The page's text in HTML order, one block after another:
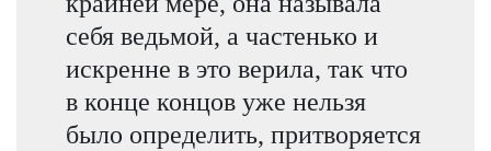
себя ведьмой, а частенько и
искренне в это верила, так что
в конце концов уже нельзя
было определить, притворяется